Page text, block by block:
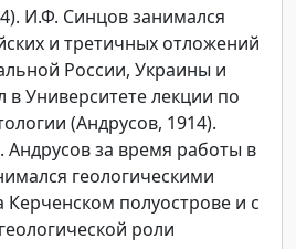
И.Ф. Синцов занимался
и третичных отложений
России, Украины и
в Университете лекции по
(Андрусов, 1914).
за время работы в
геологическими
полуострове и с
роли